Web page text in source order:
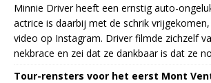
Minnie Driver heeft een ernstig auto-
actrice is daarbij met de schrik
video op Instagram. Driver filmde zichzelf
nekbrace en zei dat ze dankbaar is dat ze
Tour-rensters voor het eerst Mont